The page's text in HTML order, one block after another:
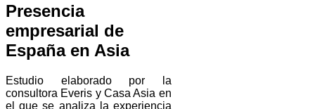
Presencia
empresarial de
España en Asia
Estudio elaborado por la
consultora Everis y Casa Asia en
el que se analiza la experiencia